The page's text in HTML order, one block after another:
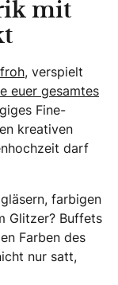
mit
, verspielt
euer gesamtes
Fine-
kreativen
darf
farbigen
Glitzer? Buffets
Farben des
nur satt,